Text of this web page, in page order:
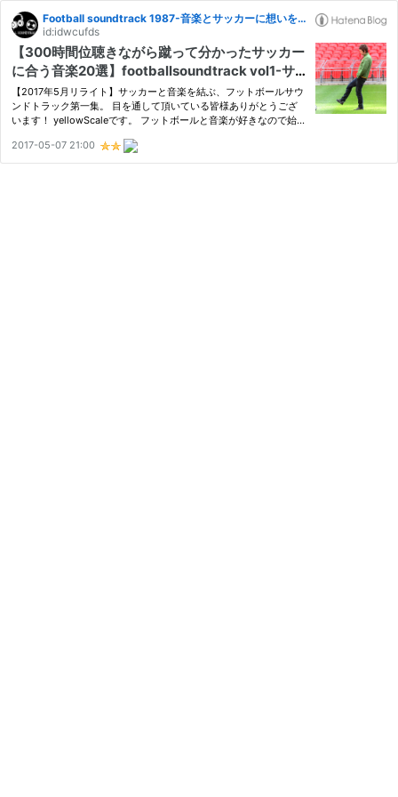
Football soundtrack 1987-音楽とサッカーに想いを馳せる雑記‐
id:idwcufds
【300時間位聴きながら蹴って分かったサッカー
に合う音楽20選】footballsoundtrack vol1-サ
ッカーに合うオルタナティブロックを探す旅【定
番のROCK】
【2017年5月リライト】サッカーと音楽を結ぶ、フットボールサウ
ンドトラック第一集。 目を通して頂いている皆様ありがとうござ
います！ yellowScaleです。 フットボールと音楽が好きなので始め
を蹴る事が多い。 なので、音楽とフットボールを繋げられる様な
事…
2017-05-07 21:00